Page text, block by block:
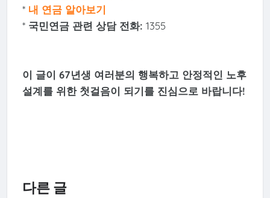
* 내 연금 알아보기
* 국민연금 관련 상담 전화: 1355
이 글이 67년생 여러분의 행복하고 안정적인 노후
설계를 위한 첫걸음이 되기를 진심으로 바랍니다!
다른 글